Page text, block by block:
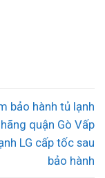
bảo hành tủ lạnh
quận Gò Vấp
LG cấp tốc sau
bảo hành